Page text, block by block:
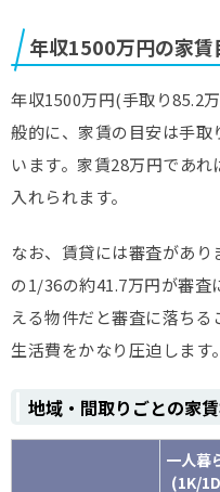
年収1500万円の家
年収1500万円(手取り85.2
般的に、家賃の目安は手取
います。家賃28万円であ
入れられます。
なお、賃貸には審査があ
の1/36の約41.7万円が審査
える物件だと審査に落ち
生活費をかなり圧迫します。
地域・間取りごとの家
一人暮
(1K/